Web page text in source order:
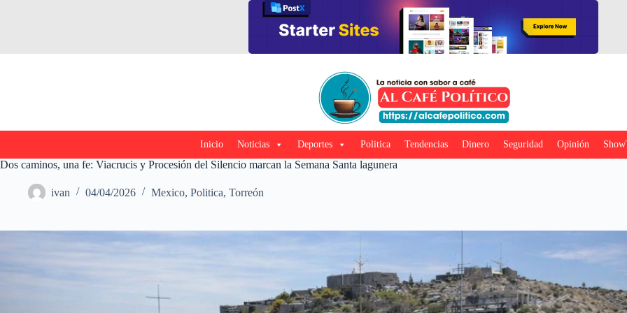
Inicio Noticias Deportes Politica Tendencias Dinero Seguridad Opinión
Dos caminos, una fe: Viacrucis y Procesión del Silencio marcan la Semana Santa lagunera
ivan 04/04/2026 Mexico, Politica, Torreón